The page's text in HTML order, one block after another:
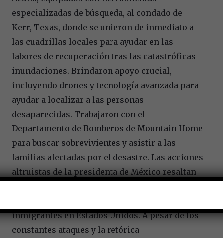
especializadas de búsqueda, al condado de
Kerr, Texas, donde se unieron de inmediato a
las cuadrillas locales para ayudar en las
labores de recuperación tras las catastróficas
inundaciones. Brindaron apoyo crucial,
incluyendo drones y tecnología avanzada para
ayudar a localizar a las personas
desaparecidas. Trabajaron con el
Departamento de Bomberos de Mountain Home
para buscar sobrevivientes y asistir a las
familias afectadas por el desastre. Las acciones
altruistas de la presidenta de México resaltan
inmigrantes en Estados Unidos. A pesar de los
constantes ataques y la retórica